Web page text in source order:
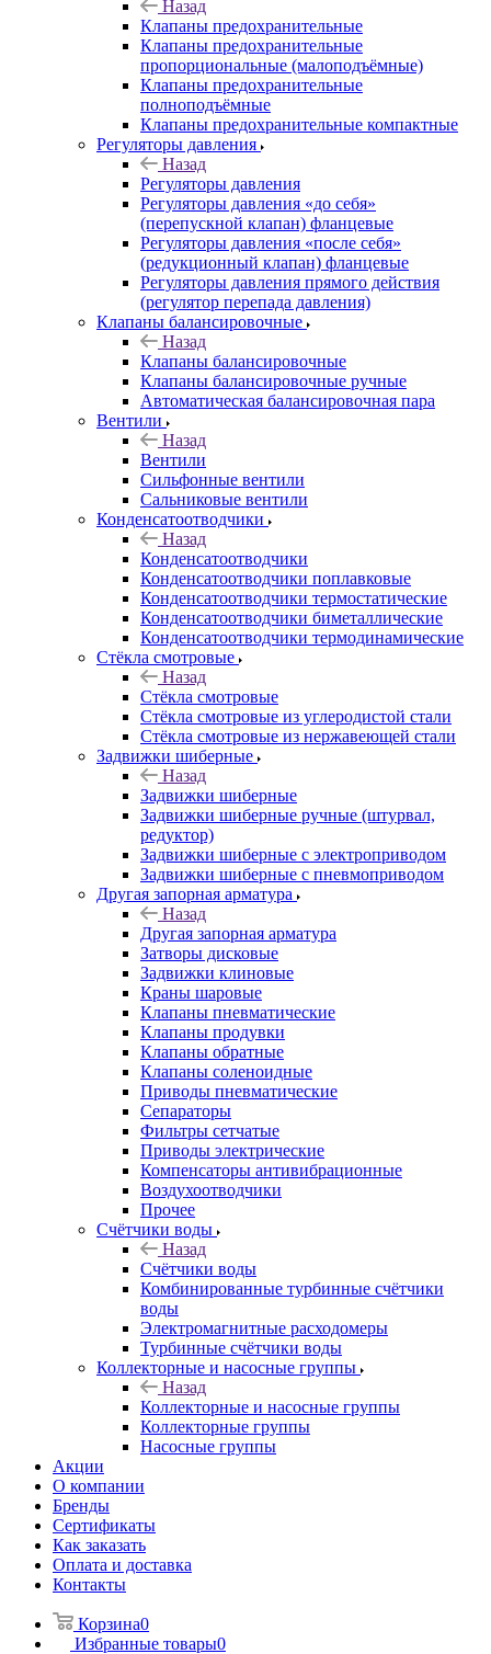
Назад
Клапаны предохранительные
Клапаны предохранительные
пропорциональные (малоподъёмные)
Клапаны предохранительные
полноподъёмные
Клапаны предохранительные компактные
Регуляторы давления
Назад
Регуляторы давления
Регуляторы давления «до себя»
(перепускной клапан) фланцевые
Регуляторы давления «после себя»
(редукционный клапан) фланцевые
Регуляторы давления прямого действия
(регулятор перепада давления)
Клапаны балансировочные
Назад
Клапаны балансировочные
Клапаны балансировочные ручные
Автоматическая балансировочная пара
Вентили
Назад
Вентили
Сильфонные вентили
Сальниковые вентили
Конденсатоотводчики
Назад
Конденсатоотводчики
Конденсатоотводчики поплавковые
Конденсатоотводчики термостатические
Конденсатоотводчики биметаллические
Конденсатоотводчики термодинамические
Стёкла смотровые
Назад
Стёкла смотровые
Стёкла смотровые из углеродистой стали
Стёкла смотровые из нержавеющей стали
Задвижки шиберные
Назад
Задвижки шиберные
Задвижки шиберные ручные (штурвал,
редуктор)
Задвижки шиберные с электроприводом
Задвижки шиберные с пневмоприводом
Другая запорная арматура
Назад
Другая запорная арматура
Затворы дисковые
Задвижки клиновые
Краны шаровые
Клапаны пневматические
Клапаны продувки
Клапаны обратные
Клапаны соленоидные
Приводы пневматические
Сепараторы
Фильтры сетчатые
Приводы электрические
Компенсаторы антивибрационные
Воздухоотводчики
Прочее
Счётчики воды
Назад
Счётчики воды
Комбинированные турбинные счётчики
воды
Электромагнитные расходомеры
Турбинные счётчики воды
Коллекторные и насосные группы
Назад
Коллекторные и насосные группы
Коллекторные группы
Насосные группы
Акции
О компании
Бренды
Сертификаты
Как заказать
Оплата и доставка
Контакты
Корзина0
Избранные товары0